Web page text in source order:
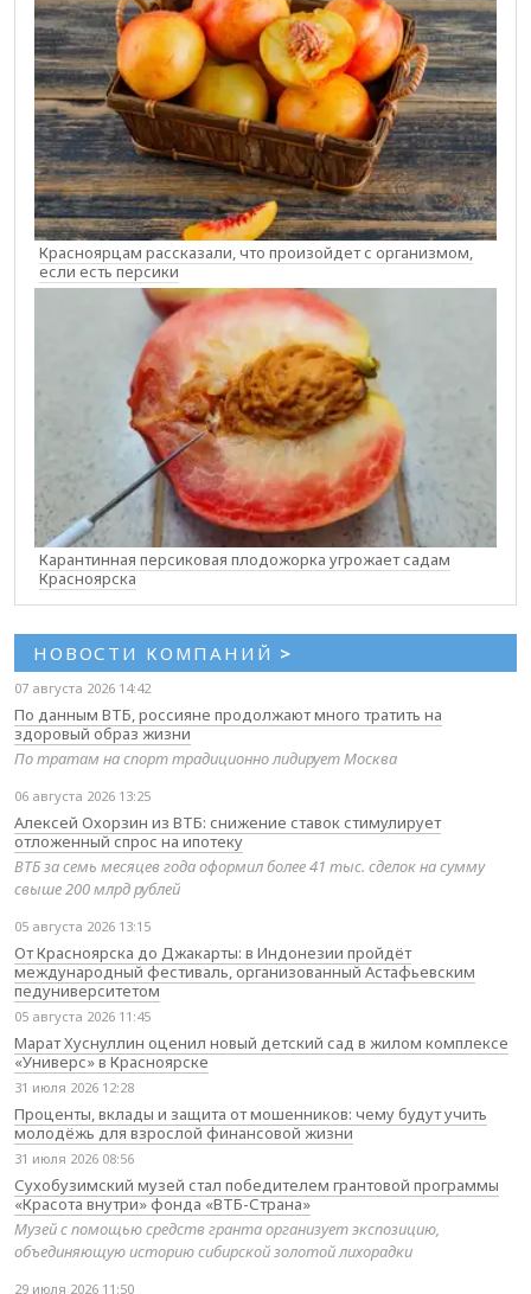
Красноярцам рассказали, что произойдет с организмом,
если есть персики
Карантинная персиковая плодожорка угрожает садам
Красноярска
НОВОСТИ КОМПАНИЙ >
07 августа 2026 14:42
По данным ВТБ, россияне продолжают много тратить на
здоровый образ жизни
По тратам на спорт традиционно лидирует Москва
06 августа 2026 13:25
Алексей Охорзин из ВТБ: снижение ставок стимулирует
отложенный спрос на ипотеку
ВТБ за семь месяцев года оформил более 41 тыс. сделок на сумму
свыше 200 млрд рублей
05 августа 2026 13:15
От Красноярска до Джакарты: в Индонезии пройдёт
международный фестиваль, организованный Астафьевским
педуниверситетом
05 августа 2026 11:45
Марат Хуснуллин оценил новый детский сад в жилом комплексе
«Универс» в Красноярске
31 июля 2026 12:28
Проценты, вклады и защита от мошенников: чему будут учить
молодёжь для взрослой финансовой жизни
31 июля 2026 08:56
Сухобузимский музей стал победителем грантовой программы
«Красота внутри» фонда «ВТБ-Страна»
Музей с помощью средств гранта организует экспозицию,
объединяющую историю сибирской золотой лихорадки
29 июля 2026 11:50